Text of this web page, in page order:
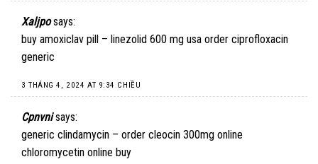
Xaljpo says:
buy amoxiclav pill – linezolid 600 mg usa order ciprofloxacin
generic
3 THÁNG 4, 2024 AT 9:34 CHIỀU
Cpnvni says:
generic clindamycin – order cleocin 300mg online
chloromycetin online buy